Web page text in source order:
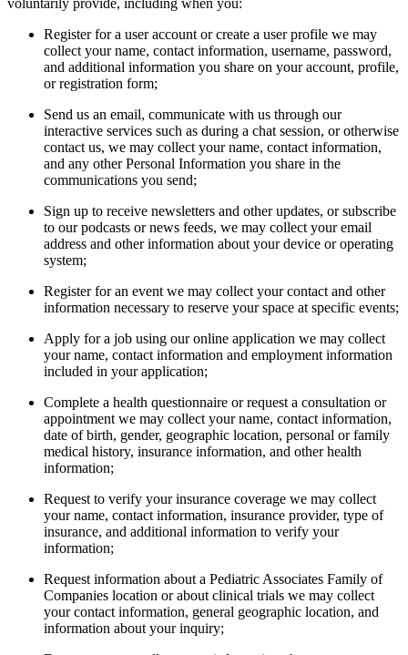
voluntarily provide, including when you:
Register for a user account or create a user profile we may
collect your name, contact information, username, password,
and additional information you share on your account, profile,
or registration form;
Send us an email, communicate with us through our
interactive services such as during a chat session, or otherwise
contact us, we may collect your name, contact information,
and any other Personal Information you share in the
communications you send;
Sign up to receive newsletters and other updates, or subscribe
to our podcasts or news feeds, we may collect your email
address and other information about your device or operating
system;
Register for an event we may collect your contact and other
information necessary to reserve your space at specific events;
Apply for a job using our online application we may collect
your name, contact information and employment information
included in your application;
Complete a health questionnaire or request a consultation or
appointment we may collect your name, contact information,
date of birth, gender, geographic location, personal or family
medical history, insurance information, and other health
information;
Request to verify your insurance coverage we may collect
your name, contact information, insurance provider, type of
insurance, and additional information to verify your
information;
Request information about a Pediatric Associates Family of
Companies location or about clinical trials we may collect
your contact information, general geographic location, and
information about your inquiry;